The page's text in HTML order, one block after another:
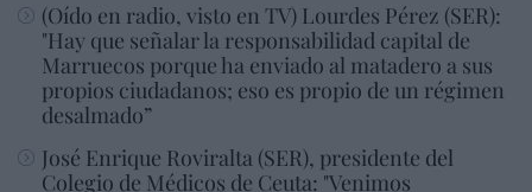
(Oído en radio, visto en TV) Lourdes Pérez (SER):
"Hay que señalar la responsabilidad capital de
Marruecos porque ha enviado al matadero a sus
propios ciudadanos; eso es propio de un régimen
desalmado”
José Enrique Roviralta (SER), presidente del
Colegio de Médicos de Ceuta: "Venimos